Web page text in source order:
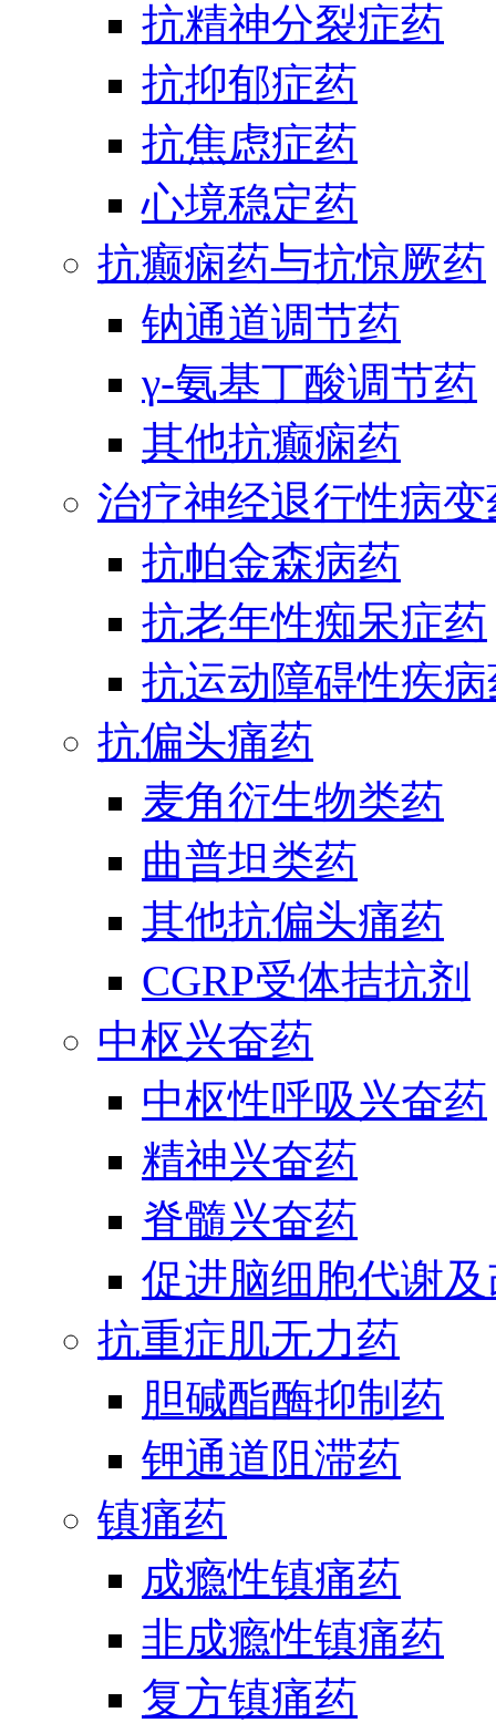
抗精神分裂症药
抗抑郁症药
抗焦虑症药
心境稳定药
抗癫痫药与抗惊厥药
钠通道调节药
γ-氨基丁酸调节药
其他抗癫痫药
治疗神经退行性病
抗帕金森病药
抗老年性痴呆症药
抗运动障碍性疾
抗偏头痛药
麦角衍生物类药
曲普坦类药
其他抗偏头痛药
CGRP受体拮抗剂
中枢兴奋药
中枢性呼吸兴奋药
精神兴奋药
脊髓兴奋药
促进脑细胞代谢
抗重症肌无力药
胆碱酯酶抑制药
钾通道阻滞药
镇痛药
成瘾性镇痛药
非成瘾性镇痛药
复方镇痛药